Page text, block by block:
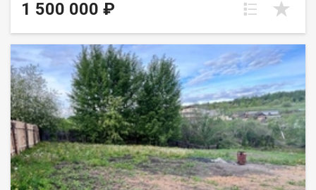
участок в активно развивающемся ДНТ Родные Просторы .
Идеальное место для строительства капитального
ЭЛЕКТРИЧЕСТВО 30 кВт: Электростолбы стоят прямо рядом с
участком, подключение без проблем. Такая мощность
позволит вам без ограничений отапливать большой дом
электричеством, построить теплую баню, гараж, мастерскую
и заряжать электромобиль. Вам никогда не придется
переживать из-за выбитых автоматов или нехватки
напряжения! О участке: Площадь 10 соток правильная форма,
много места для любых ландшафтных и строительных идей.
Без построек и ограждения чистая земля, готовая к
застройке по вашему индивидуальному проекту (никаких
затрат на демонтаж). ДНТ активно развивается, вокруг идет
1 500 000 ₽